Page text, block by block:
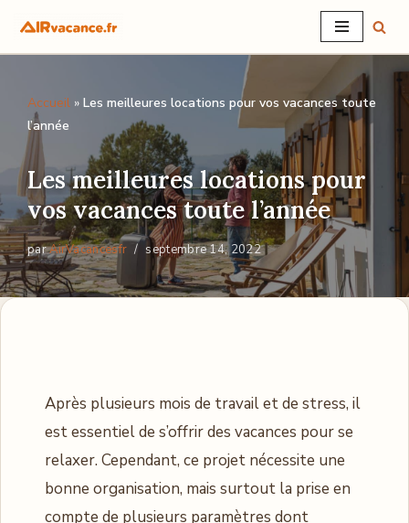
Aller
contenu
Accueil » Les meilleures locations pour vos vacances toute
l’année
Les meilleures locations pour
vos vacances toute l’année
parAirVacancesfr septembre 14, 2022
Après plusieurs mois de travail et de stress, il
est essentiel de s’offrir des vacances pour se
relaxer. Cependant, ce projet nécessite une
bonne organisation, mais surtout la prise en
compte de plusieurs paramètres dont